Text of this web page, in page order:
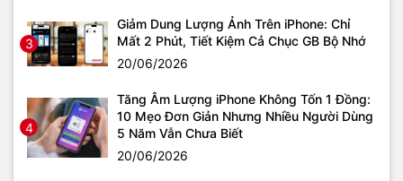
3
Giảm Dung Lượng Ảnh Trên iPhone: Chỉ
Mất 2 Phút, Tiết Kiệm Cả Chục GB Bộ Nhớ
20/06/2026
4
Tăng Âm Lượng iPhone Không Tốn 1 Đồng:
10 Mẹo Đơn Giản Nhưng Nhiều Người Dùng
5 Năm Vẫn Chưa Biết
20/06/2026